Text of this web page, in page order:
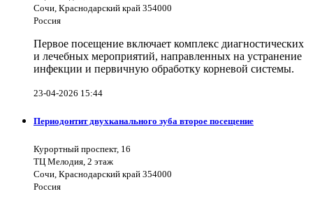
Сочи, Краснодарский край 354000
Россия
Первое посещение включает комплекс диагностических
и лечебных мероприятий, направленных на устранение
инфекции и первичную обработку корневой системы.
23-04-2026 15:44
Периодонтит двухканального зуба второе посещение
Курортный проспект, 16
ТЦ Мелодия, 2 этаж
Сочи, Краснодарский край 354000
Россия